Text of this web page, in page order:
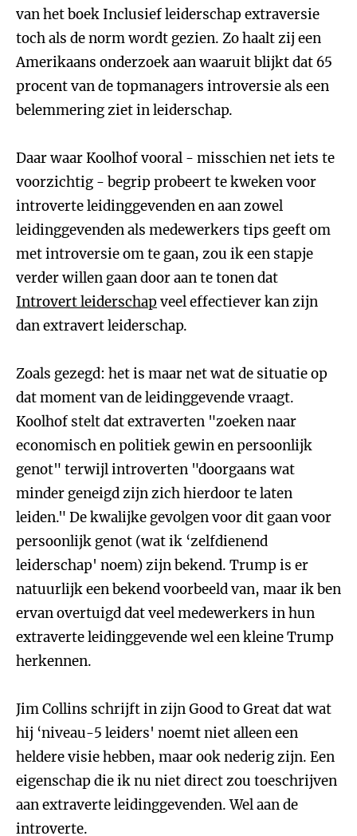
van het boek Inclusief leiderschap extraversie
toch als de norm wordt gezien. Zo haalt zij een
Amerikaans onderzoek aan waaruit blijkt dat 65
procent van de topmanagers introversie als een
belemmering ziet in leiderschap.
Daar waar Koolhof vooral - misschien net iets te
voorzichtig - begrip probeert te kweken voor
introverte leidinggevenden en aan zowel
leidinggevenden als medewerkers tips geeft om
met introversie om te gaan, zou ik een stapje
verder willen gaan door aan te tonen dat
Introvert leiderschap veel effectiever kan zijn
dan extravert leiderschap.
Zoals gezegd: het is maar net wat de situatie op
dat moment van de leidinggevende vraagt.
Koolhof stelt dat extraverten "zoeken naar
economisch en politiek gewin en persoonlijk
genot" terwijl introverten "doorgaans wat
minder geneigd zijn zich hierdoor te laten
leiden." De kwalijke gevolgen voor dit gaan voor
persoonlijk genot (wat ik ‘zelfdienend
leiderschap' noem) zijn bekend. Trump is er
natuurlijk een bekend voorbeeld van, maar ik ben
ervan overtuigd dat veel medewerkers in hun
extraverte leidinggevende wel een kleine Trump
herkennen.
Jim Collins schrijft in zijn Good to Great dat wat
hij ‘niveau-5 leiders' noemt niet alleen een
heldere visie hebben, maar ook nederig zijn. Een
eigenschap die ik nu niet direct zou toeschrijven
aan extraverte leidinggevenden. Wel aan de
introverte.